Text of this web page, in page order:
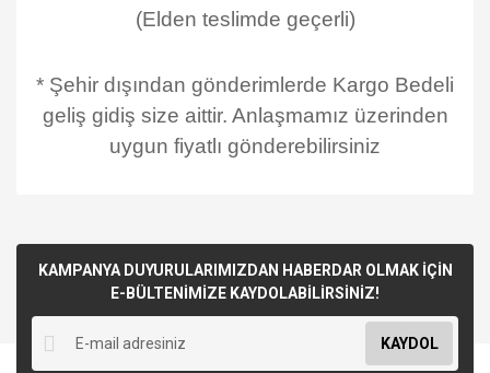
(Elden teslimde geçerli)
* Şehir dışından gönderimlerde Kargo Bedeli
geliş gidiş size aittir. Anlaşmamız üzerinden
uygun fiyatlı gönderebilirsiniz
KAMPANYA DUYURULARIMIZDAN HABERDAR OLMAK İÇİN
E-BÜLTENİMİZE KAYDOLABİLİRSİNİZ!
KAYDOL